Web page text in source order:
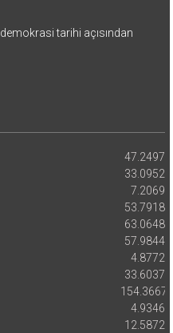
tarihi açısından
47.2497
33.0952
7.2069
53.7918
63.0648
57.9844
4.8772
33.6037
154.3667
4.9346
12.5872